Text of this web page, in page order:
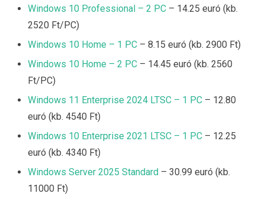
Windows 10 Professional – 2 PC – 14.25 euró (kb.
2520 Ft/PC)
Windows 10 Home – 1 PC – 8.15 euró (kb. 2900 Ft)
Windows 10 Home – 2 PC – 14.45 euró (kb. 2560
Ft/PC)
Windows 11 Enterprise 2024 LTSC – 1 PC – 12.80
euró (kb. 4540 Ft)
Windows 10 Enterprise 2021 LTSC – 1 PC – 12.25
euró (kb. 4340 Ft)
Windows Server 2025 Standard – 30.99 euró (kb.
11000 Ft)